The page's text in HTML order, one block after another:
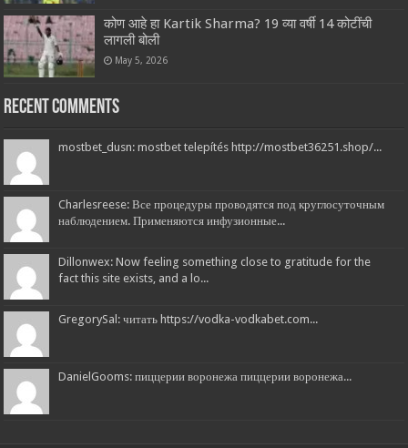
कोण आहे हा Kartik Sharma? 19 व्या वर्षी 14 कोटींची
लागली बोली
May 5, 2026
Recent Comments
mostbet_dusn: mostbet telepítés http://mostbet36251.shop/...
Charlesreese: Все процедуры проводятся под круглосуточным
наблюдением. Применяются инфузионные...
Dillonwex: Now feeling something close to gratitude for the
fact this site exists, and a lo...
GregorySal: читать https://vodka-vodkabet.com...
DanielGooms: пиццерии воронежа пиццерии воронежа...